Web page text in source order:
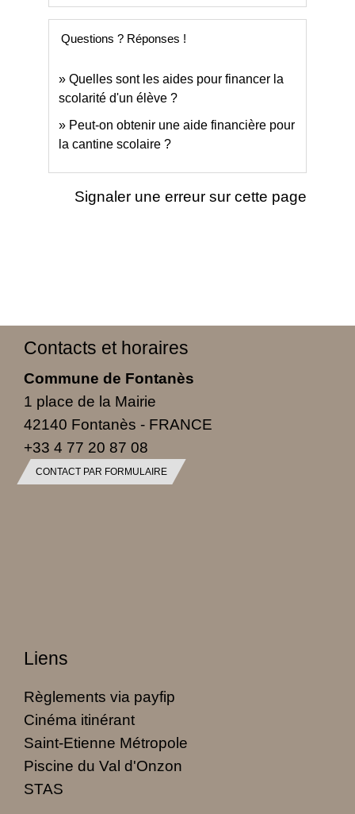
Questions ? Réponses !
Quelles sont les aides pour financer la
scolarité d'un élève ?
Peut-on obtenir une aide financière pour
la cantine scolaire ?
Signaler une erreur sur cette page
Contacts et horaires
Commune de Fontanès
1 place de la Mairie
42140 Fontanès - FRANCE
+33 4 77 20 87 08
CONTACT PAR FORMULAIRE
Liens
Règlements via payfip
Cinéma itinérant
Saint-Etienne Métropole
Piscine du Val d'Onzon
STAS